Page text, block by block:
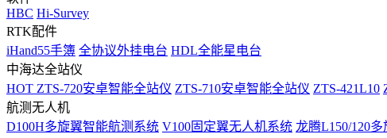
HBC Hi-Survey
RTK配件
iHand55手簿 全协议外挂电台 HDL全能星电台
中海达全站仪
HOT ZTS-720安卓智能全站仪 ZTS-710安卓智能全站仪 ZTS-421L10
航测无人机
D100H多旋翼智能航测系统 V100固定翼无人机系统 龙腾L150/120